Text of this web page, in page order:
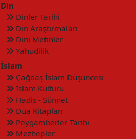
Din
Dinler Tarihi
Din Araştırmaları
Dini Metinler
Yahudilik
İslam
Çağdaş İslam Düşüncesi
İslam Kültürü
Hadis - Sünnet
Dua Kitapları
Peygamberler Tarihi
Mezhepler